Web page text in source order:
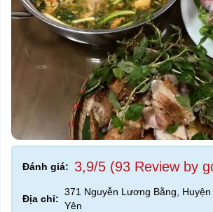
Đánh giá: 3,9/5 (93 Review by
Địa chỉ:
371 Nguyễn Lương Bằng,
Yên